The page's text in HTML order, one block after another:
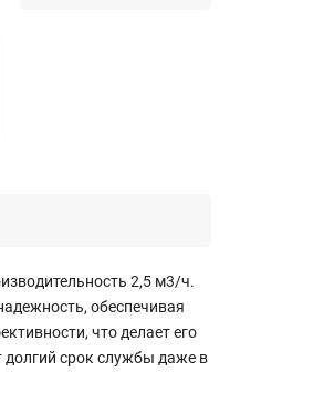
2,5 м3/ч.
обеспечивая
что делает его
долгий срок службы даже в